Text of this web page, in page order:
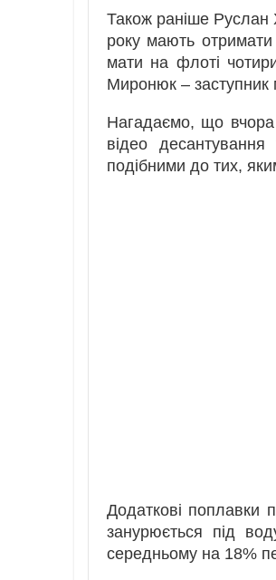
Також раніше Руслан
року мають отримати
мати на флоті
Миронюк – заступник
Нагадаємо, що вчора
відео
подібними до тих,
Додаткові поплавки
занурюється під
середньому на 18%